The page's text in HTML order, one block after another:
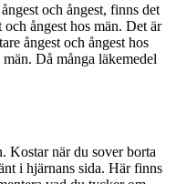
och ångest, finns det
ångest hos män. Det är
ångest och ångest hos
Då många läkemedel
Kostar när du sover borta
i hjärnans sida. Här finns